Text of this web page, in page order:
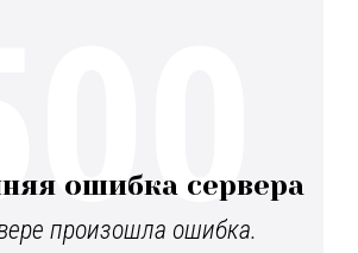
ошибка сервера
произошла ошибка.